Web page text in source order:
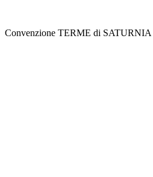
Convenzione TERME di